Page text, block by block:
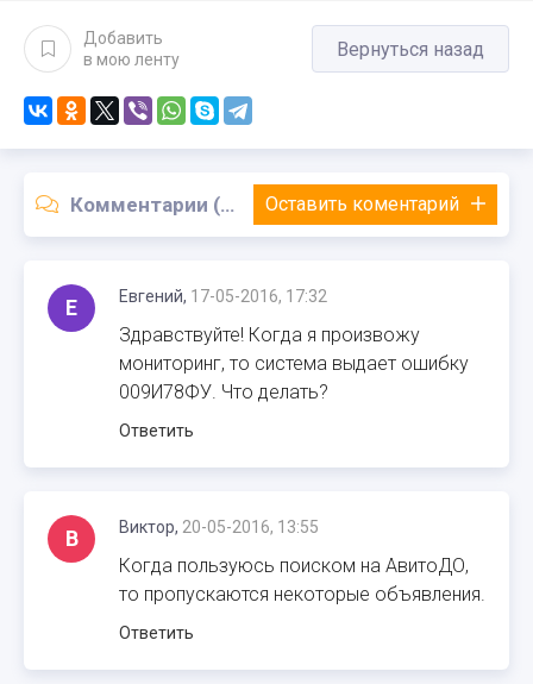
Добавить
в мою ленту
Вернуться назад
Комментарии (514) Оставить коментарий
Е Евгений, 17-05-2016, 17:32
Здравствуйте! Когда я произвожу
мониторинг, то система выдает ошибку
009И78ФУ. Что делать?
Ответить
В Виктор, 20-05-2016, 13:55
Когда пользуюсь поиском на АвитоДО,
то пропускаются некоторые объявления.
Ответить